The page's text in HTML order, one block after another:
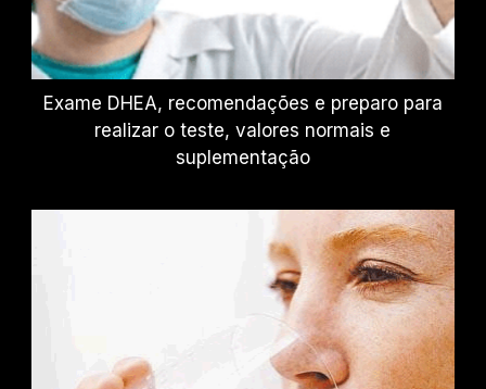
Exame DHEA, recomendações e preparo para
realizar o teste, valores normais e
suplementação